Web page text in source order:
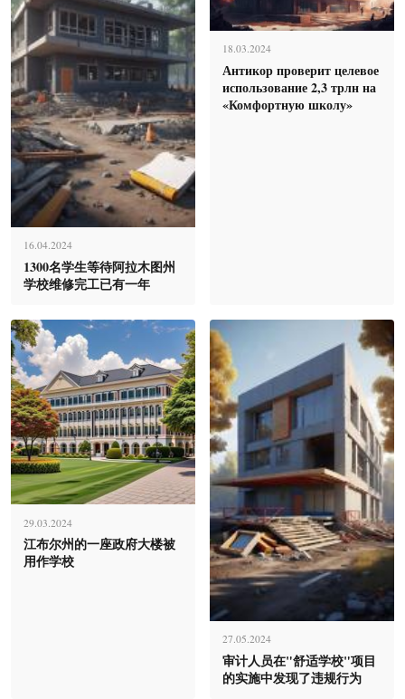
16.04.2024
1300名学生等待阿拉木图州
学校维修完工已有一年
18.03.2024
Антикор проверит целевое
использование 2,3 трлн на
«Комфортную школу»
29.03.2024
江布尔州的一座政府大楼被
用作学校
27.05.2024
审计人员在"舒适学校"项目
的实施中发现了违规行为